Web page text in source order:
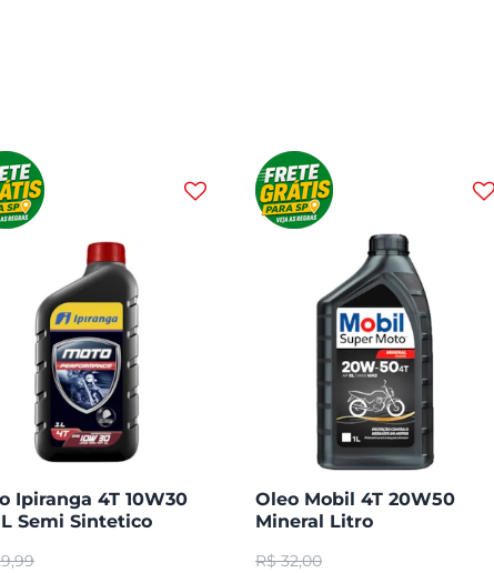
Ipiranga 4T 10W30
Semi Sintetico
Oleo Mobil 4T 20W50
Mineral Litro
R$ 32,00